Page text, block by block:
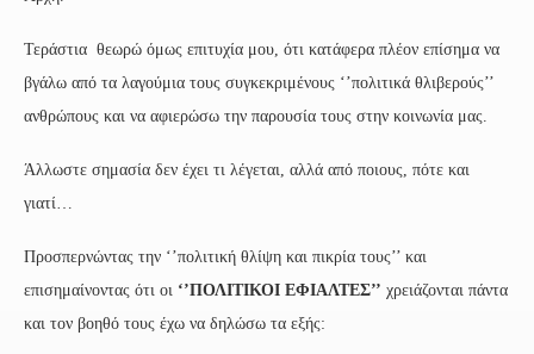
Τεράστια θεωρώ όμως επιτυχία μου, ότι κατάφερα πλέον επίσημα να
βγάλω από τα λαγούμια τους συγκεκριμένους ‘’πολιτικά θλιβερούς’’
ανθρώπους και να αφιερώσω την παρουσία τους στην κοινωνία μας.
Άλλωστε σημασία δεν έχει τι λέγεται, αλλά από ποιους, πότε και
γιατί…
Προσπερνώντας την ‘’πολιτική θλίψη και πικρία τους’’ και
επισημαίνοντας ότι οι ‘’ΠΟΛΙΤΙΚΟΙ ΕΦΙΑΛΤΕΣ’’ χρειάζονται πάντα
και τον βοηθό τους έχω να δηλώσω τα εξής: